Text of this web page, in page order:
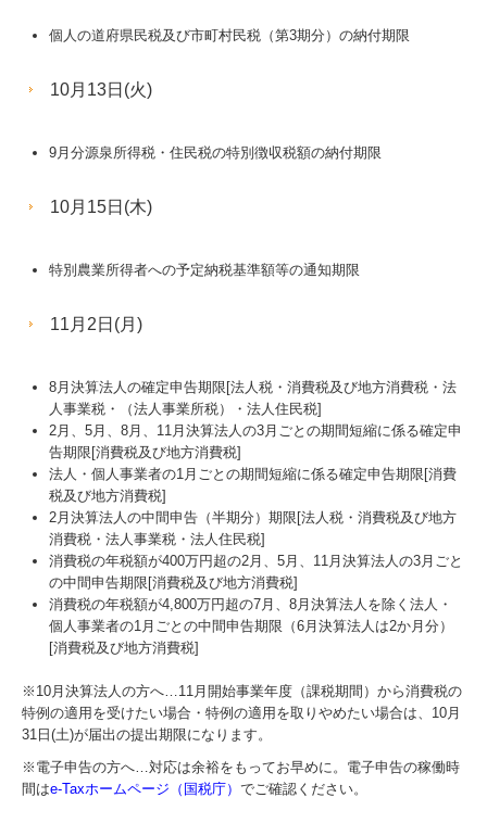
個人の道府県民税及び市町村民税（第3期分）の納付期限
10月13日(火)
9月分源泉所得税・住民税の特別徴収税額の納付期限
10月15日(木)
特別農業所得者への予定納税基準額等の通知期限
11月2日(月)
8月決算法人の確定申告期限[法人税・消費税及び地方消費税・法
人事業税・（法人事業所税）・法人住民税]
2月、5月、8月、11月決算法人の3月ごとの期間短縮に係る確定申
告期限[消費税及び地方消費税]
法人・個人事業者の1月ごとの期間短縮に係る確定申告期限[消費
税及び地方消費税]
2月決算法人の中間申告（半期分）期限[法人税・消費税及び地方
消費税・法人事業税・法人住民税]
消費税の年税額が400万円超の2月、5月、11月決算法人の3月ごと
の中間申告期限[消費税及び地方消費税]
消費税の年税額が4,800万円超の7月、8月決算法人を除く法人・
個人事業者の1月ごとの中間申告期限（6月決算法人は2か月分）
[消費税及び地方消費税]
※10月決算法人の方へ…11月開始事業年度（課税期間）から消費税の
特例の適用を受けたい場合・特例の適用を取りやめたい場合は、10月
31日(土)が届出の提出期限になります。
※電子申告の方へ…対応は余裕をもってお早めに。電子申告の稼働時
間はe-Taxホームページ（国税庁） でご確認ください。